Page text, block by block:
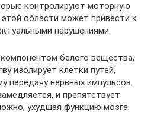
контролируют моторную
области может привести к
нарушениями.
белого вещества,
изолирует клетки путей,
передачу нервных импульсов.
и препятствует
ухудшая функцию мозга.